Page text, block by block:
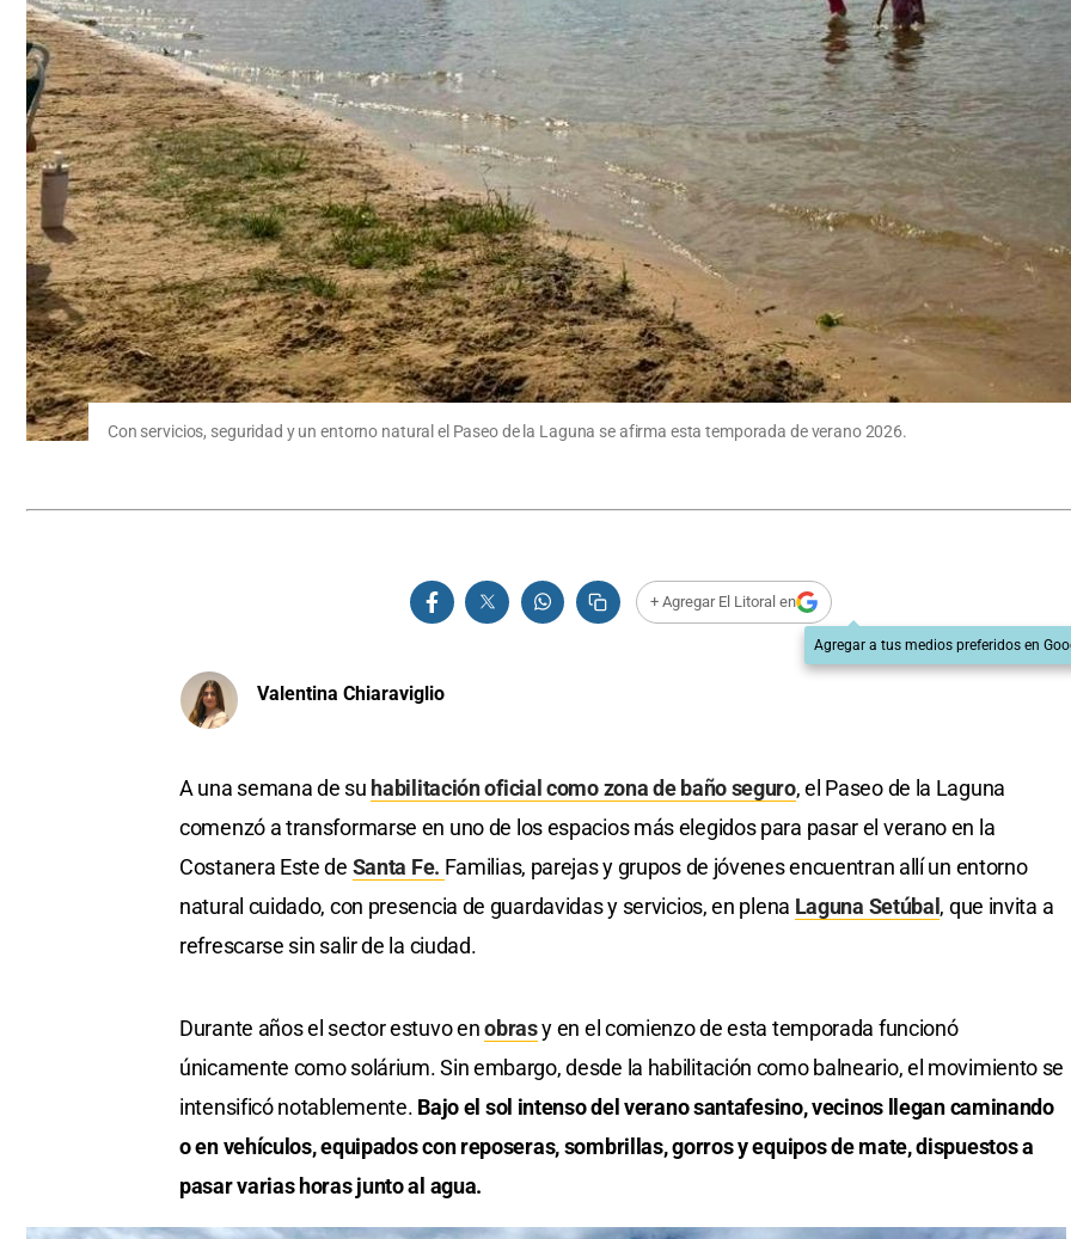
Con servicios, seguridad y un entorno natural el Paseo de la Laguna se afirma esta temporada de verano 2026.
+ Agregar El Litoral en
Agregar a tus medios preferidos en
Valentina Chiaraviglio
A una semana de su habilitación oficial como zona de baño seguro, el Paseo de la Laguna
comenzó a transformarse en uno de los espacios más elegidos para pasar el verano en la
Costanera Este de Santa Fe. Familias, parejas y grupos de jóvenes encuentran allí un entorno
natural cuidado, con presencia de guardavidas y servicios, en plena Laguna Setúbal , que invita a
refrescarse sin salir de la ciudad.
Durante años el sector estuvo enobrasy en el comienzo de esta temporada funcionó
únicamente como solárium. Sin embargo, desde la habilitación como balneario, el movimiento se
intensificó notablemente. Bajo el sol intenso del verano santafesino, vecinos llegan caminando
o en vehículos, equipados con reposeras, sombrillas, gorros y equipos de mate, dispuestos a
pasar varias horas junto al agua.